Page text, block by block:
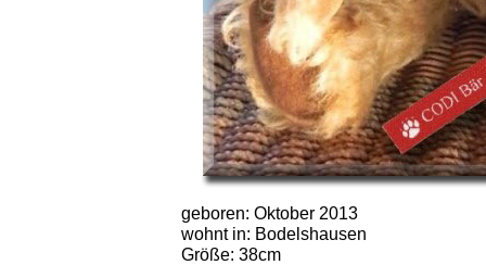
geboren: Oktober 2013
wohnt in: Bodelshausen
Größe: 38cm